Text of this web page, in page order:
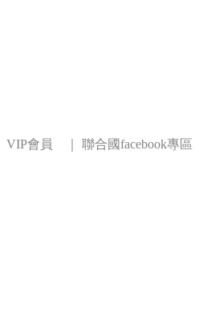
VIP會員 ｜ 聯合國facebook專區